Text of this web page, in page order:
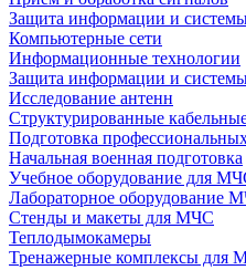
Защита информации и
Компьютерные сети
Информационные технологии
Защита информации и системы
Исследование антенн
Структурированные
Подготовка
Начальная военная подготовка
Учебное оборудование для
Лабораторное оборудование
Стенды и макеты для МЧС
Теплодымокамеры
Тренажерные комплексы для